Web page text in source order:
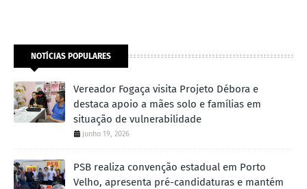
NOTÍCIAS POPULARES
Vereador Fogaça visita Projeto Débora e
destaca apoio a mães solo e famílias em
situação de vulnerabilidade
junho 19, 2026
PSB realiza convenção estadual em Porto
Velho, apresenta pré-candidaturas e mantém